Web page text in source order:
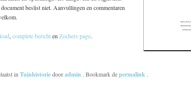
beslist niet. Aanvullingen en commentaren
,complete berichtenZochers page.
inTuinhistoriedooradmin . Bookmark depermalink .